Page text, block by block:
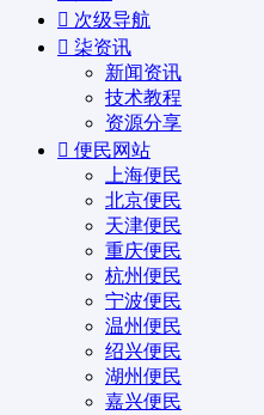
次级导航
柒资讯
新闻资讯
技术教程
资源分享
便民网站
上海便民
北京便民
天津便民
重庆便民
杭州便民
宁波便民
温州便民
绍兴便民
湖州便民
嘉兴便民